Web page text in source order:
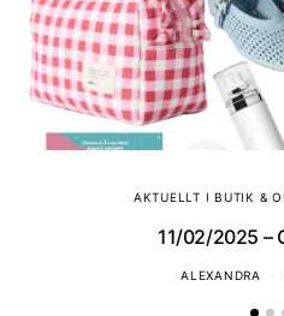
AKTUELLT I BUTIK &
11/02/2025 –
ALEXANDRA